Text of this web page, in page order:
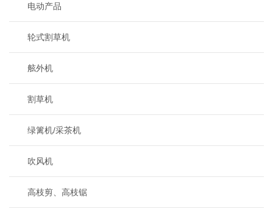
电动产品
轮式割草机
舷外机
割草机
绿篱机/采茶机
吹风机
高枝剪、高枝锯